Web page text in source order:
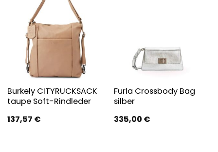
Burkely CITYRUCKSACK
taupe Soft-Rindleder
137,57 €
Furla Crossbody Bag
silber
335,00 €